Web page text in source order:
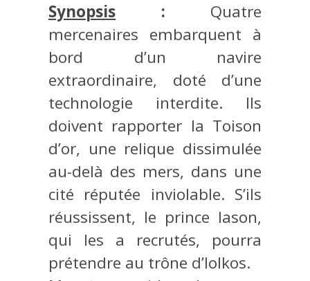
Synopsis : Quatre
mercenaires embarquent à
bord d’un navire
extraordinaire, doté d’une
technologie interdite. Ils
doivent rapporter la Toison
d’or, une relique dissimulée
au-delà des mers, dans une
cité réputée inviolable. S’ils
réussissent, le prince Iason,
qui les a recrutés, pourra
prétendre au trône d’Iolkos.